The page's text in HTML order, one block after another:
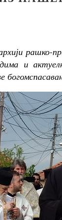
рашко-
и